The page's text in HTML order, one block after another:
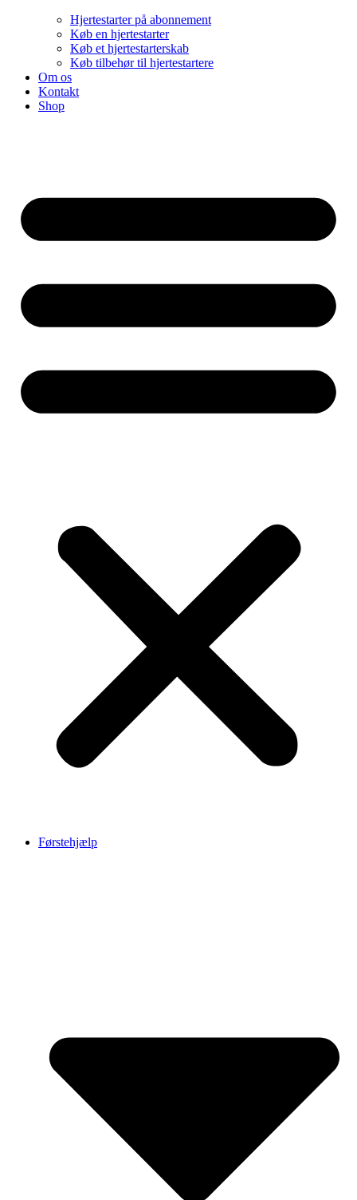
Hjertestarter på abonnement
Køb en hjertestarter
Køb et hjertestarterskab
Køb tilbehør til hjertestartere
Om os
Kontakt
Shop
Førstehjælp